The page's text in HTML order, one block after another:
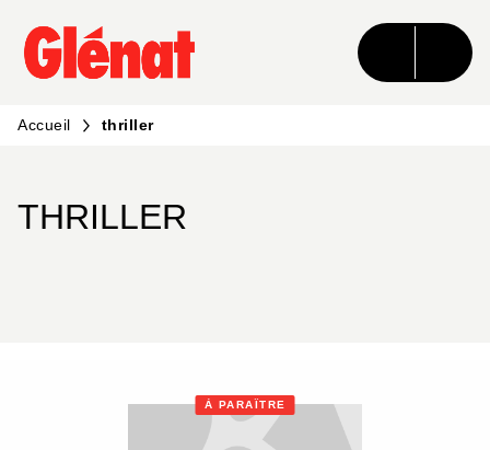
MENU RECHERCHE CONTENU
PIED DE PAGE
Accueil thriller
THRILLER
À PARAÎTRE